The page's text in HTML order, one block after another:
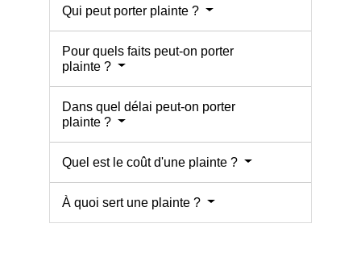
Qui peut porter plainte ?
Pour quels faits peut-on porter
plainte ?
Dans quel délai peut-on porter
plainte ?
Quel est le coût d'une plainte ?
À quoi sert une plainte ?